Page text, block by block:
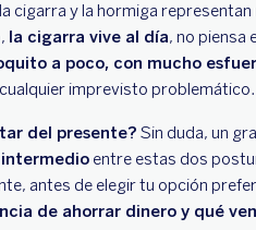
cigarra y la hormiga representan
la cigarra vive al día, no piensa
a poco, con mucho
imprevisto problemático.
del presente? Sin duda, un
intermedio entre estas dos
antes de elegir tu opción
de ahorrar dinero y qué